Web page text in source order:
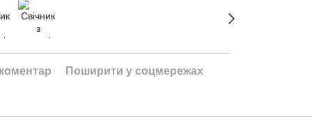
Поширити у соцмережах